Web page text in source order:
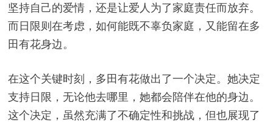
坚持自己的爱情，还是让爱人为了家庭责任而放弃。
而日限则在考虑，如何能既不辜负家庭，又能留在多
田有花身边。
在这个关键时刻，多田有花做出了一个决定。她决定
支持日限，无论他去哪里，她都会陪伴在他的身边。
这个决定，虽然充满了不确定性和挑战，但也展现了